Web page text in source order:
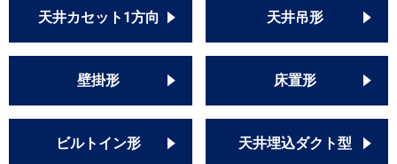
天井カセット1方向 天井吊形
壁掛形 床置形
ビルトイン形 天井埋込ダクト型